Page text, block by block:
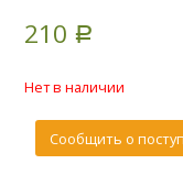
ofbased
on
210 Р
Нет в наличии
Сообщить о